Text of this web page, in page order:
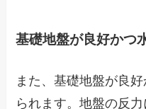
基礎地盤が良好かつ
また、基礎地盤が良
られます。地盤の反